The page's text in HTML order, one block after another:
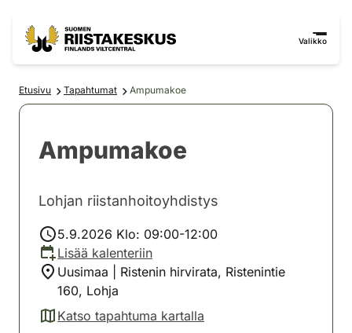
Valikko
Etusivu Tapahtumat Ampumakoe
Ampumakoe
Lohjan riistanhoitoyhdistys
5.9.2026 Klo: 09:00-12:00
Lisää kalenteriin
Uusimaa | Ristenin hirvirata, Ristenintie
160, Lohja
Katso tapahtuma kartalla
(avautuu uuteen välilehteen)